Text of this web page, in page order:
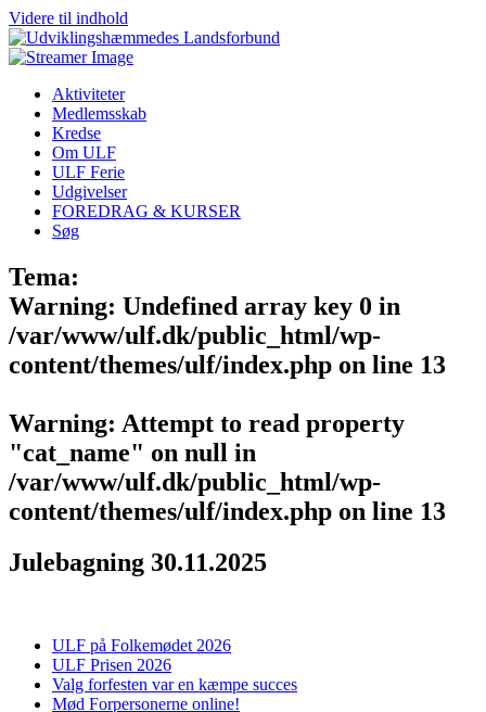
Videre til indhold
Aktiviteter
Medlemsskab
Kredse
Om ULF
ULF Ferie
Udgivelser
FOREDRAG & KURSER
Søg
Tema:
Warning: Undefined array key 0 in
/var/www/ulf.dk/public_html/wp-
content/themes/ulf/index.php on line 13
Warning: Attempt to read property
"cat_name" on null in
/var/www/ulf.dk/public_html/wp-
content/themes/ulf/index.php on line 13
Julebagning 30.11.2025
ULF på Folkemødet 2026
ULF Prisen 2026
Valg forfesten var en kæmpe succes
Mød Forpersonerne online!